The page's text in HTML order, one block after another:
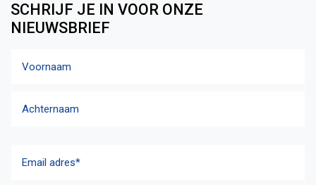
SCHRIJF JE IN VOOR ONZE
NIEUWSBRIEF
adres(Vereist)